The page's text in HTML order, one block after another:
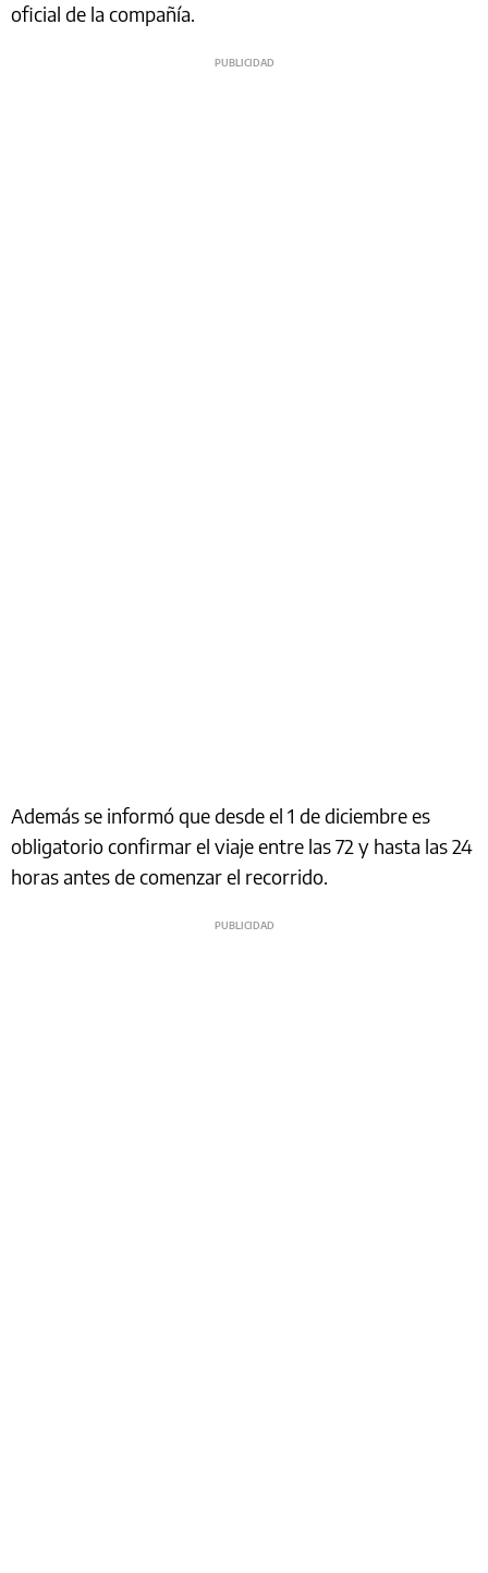
oficial de la compañía.
Además se informó que desde el 1 de diciembre es
obligatorio confirmar el viaje entre las 72 y hasta las 24
horas antes de comenzar el recorrido.